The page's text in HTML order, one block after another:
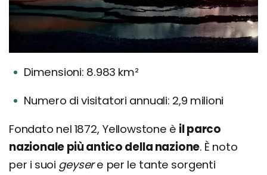
Dimensioni: 8.983 km²
Numero di visitatori annuali: 2,9 milioni
Fondato nel 1872, Yellowstone è il parco
nazionale più antico della nazione. È noto
per i suoi geysere per le tante sorgenti